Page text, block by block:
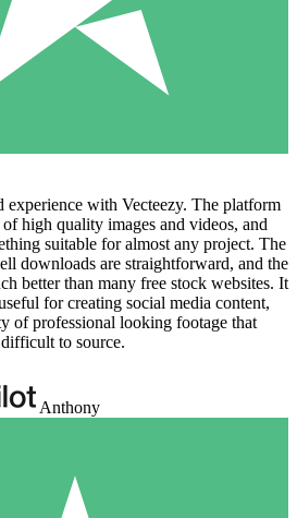
experience with Vecteezy. The platform
of high quality images and videos, and
suitable for almost any project. The
downloads are straightforward, and the
better than many free stock websites. It
for creating social media content,
of professional looking footage that
to source.
Anthony